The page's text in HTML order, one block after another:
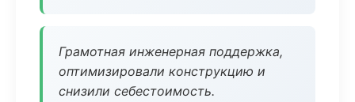
Грамотная инженерная поддержка,
оптимизировали конструкцию и
снизили себестоимость.